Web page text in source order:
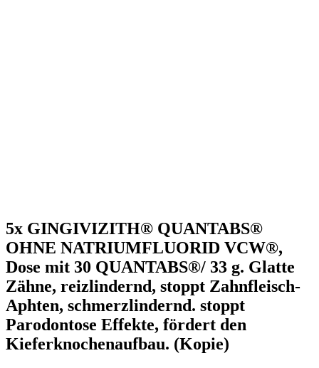
5x GINGIVIZITH® QUANTABS®
OHNE NATRIUMFLUORID VCW®,
Dose mit 30 QUANTABS®/ 33 g. Glatte
Zähne, reizlindernd, stoppt Zahnfleisch-
Aphten, schmerzlindernd. stoppt
Parodontose Effekte, fördert den
Kieferknochenaufbau. (Kopie)